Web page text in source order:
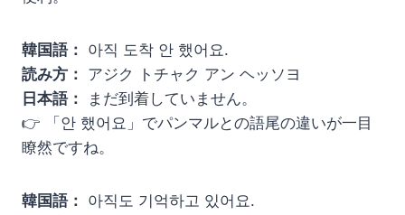
韓国語： 아직 도착 안 했어요.
読み方： アジク トチャク アン ヘッソヨ
日本語：
まだ到着していません。
👉 「안 했어요」でパンマルとの語尾の違いが一目
瞭然ですね。
韓国語： 아직도 기억하고 있어요.